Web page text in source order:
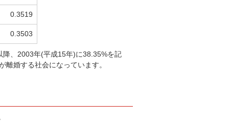
0.3519
0.3503
、2003年(平成15年)に38.35%を記
婚する社会になっています。